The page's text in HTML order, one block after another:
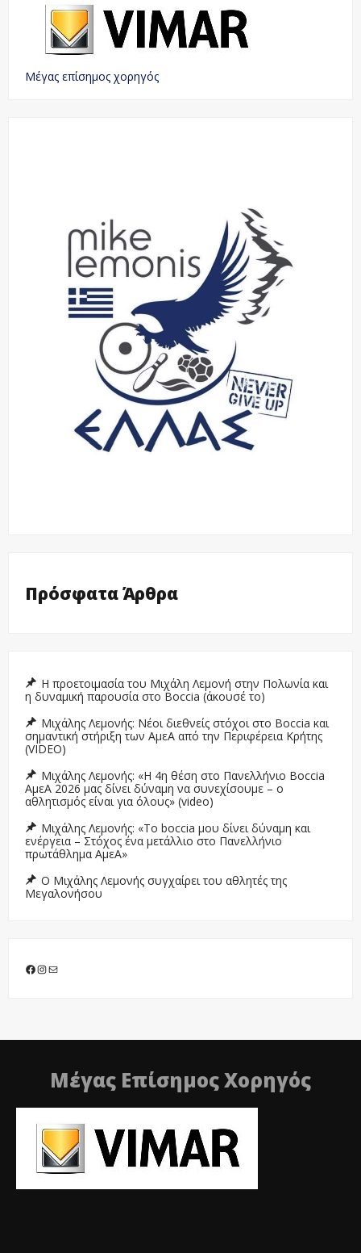
Μέγας επίσημος χορηγός
Πρόσφατα Άρθρα
Η προετοιμασία του Μιχάλη Λεμονή στην Πολωνία και
η δυναμική παρουσία στο Boccia (άκουσέ το)
Μιχάλης Λεμονής: Νέοι διεθνείς στόχοι στο Boccia και
σημαντική στήριξη των ΑμεΑ από την Περιφέρεια Κρήτης
(VIDEO)
Μιχάλης Λεμονής: «Η 4η θέση στο Πανελλήνιο Boccia
ΑμεΑ 2026 μας δίνει δύναμη να συνεχίσουμε – ο
αθλητισμός είναι για όλους» (video)
Μιχάλης Λεμονής: «Το boccia μου δίνει δύναμη και
ενέργεια – Στόχος ένα μετάλλιο στο Πανελλήνιο
πρωτάθλημα ΑμεΑ»
Ο Μιχάλης Λεμονής συγχαίρει του αθλητές της
Μεγαλονήσου
Facebook
Instagram
Μέγας Επίσημος Χορηγός